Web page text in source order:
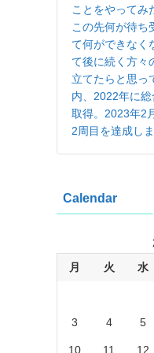
ことをやってみ
この先何が待ち
て何ができなく
て後に続く方々
立てたらと思っ
内、2022年に
取得。2023年2
2周目を達成し
Calendar
月 火 水
3 4 5
10 11 12